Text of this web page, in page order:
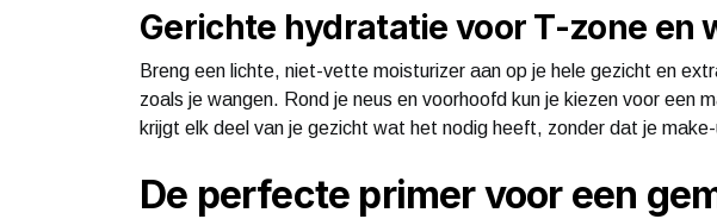
Gerichte hydratatie voor T-zone en
Breng een lichte, niet-vette moisturizer aan op je hele gezicht en
zoals je wangen. Rond je neus en voorhoofd kun je kiezen voor een
krijgt elk deel van je gezicht wat het nodig heeft, zonder dat je
De perfecte primer voor een